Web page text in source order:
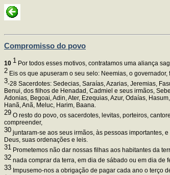
Compromisso do povo
10 1 Por todos esses motivos, contratamos uma aliança
2 Eis os que apuseram o seu selo: Neemias, o
3-28 Sacerdotes: Sedecias, Saraías, Azarias, Jeremias,
Benui, dos filhos de Henadad, Cadmiel e seus irmãos,
Adonias, Begoai, Adin, Ater, Ezequias, Azur, Odaías,
Hanã, Anã, Meluc, Harim, Baana.
29 O resto do povo, os sacerdotes, levitas, porteiros,
compreender,
30 juntaram-se aos seus irmãos, às pessoas importantes,
Deus, suas ordenações e leis.
31 Prometemos não dar nossas filhas aos habitantes da
32 nada comprar da terra, em dia de sábado ou em dia
33 Impusemo-nos a obrigação de pagar cada ano o terço